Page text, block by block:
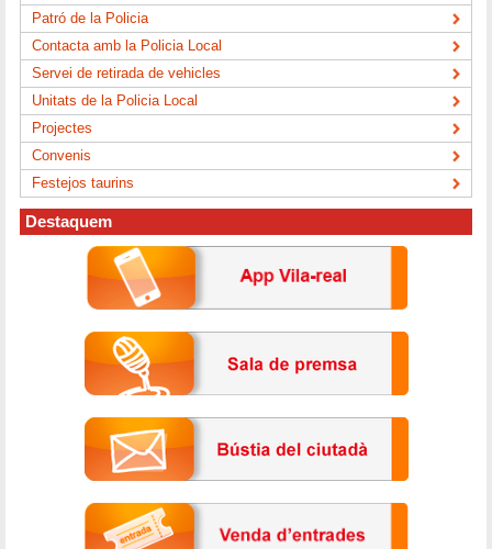
Patró de la Policia
Contacta amb la Policia Local
Servei de retirada de vehicles
Unitats de la Policia Local
Projectes
Convenis
Festejos taurins
Destaquem